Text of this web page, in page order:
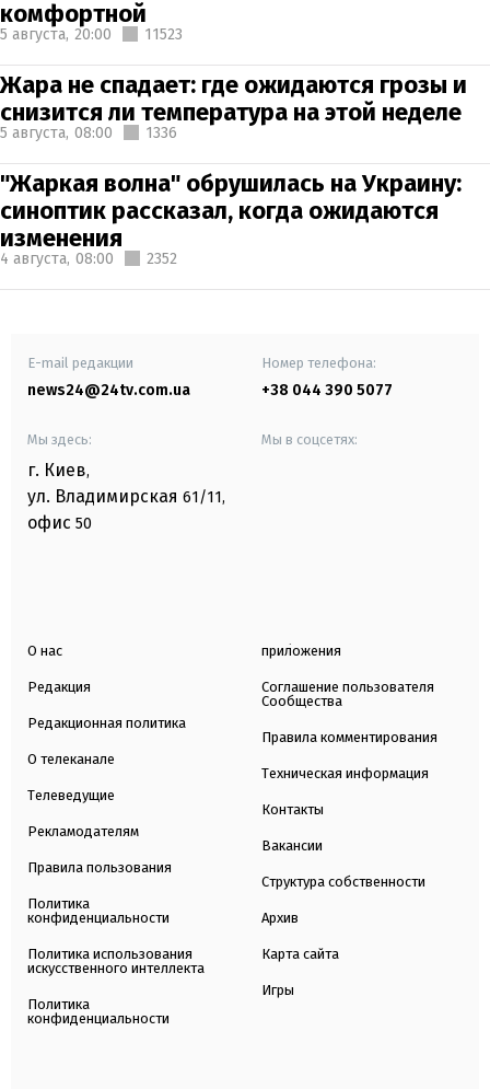
комфортной
5 августа, 20:00 11523
Жара не спадает: где ожидаются грозы и
снизится ли температура на этой неделе
5 августа, 08:00 1336
"Жаркая волна" обрушилась на Украину:
синоптик рассказал, когда ожидаются
изменения
4 августа, 08:00 2352
E-mail редакции
news24@24tv.com.ua
Номер телефона:
+38 044 390 5077
Мы здесь:
г. Киев,
ул. Владимирская 61/11,
офис 50
Мы в соцсетях:
О нас
Редакция
Редакционная политика
О телеканале
Телеведущие
Рекламодателям
Правила пользования
Политика
конфиденциальности
Политика использования
искусственного интеллекта
Политика
конфиденциальности
приложения
Соглашение пользователя
Сообщества
Правила комментирования
Техническая информация
Контакты
Вакансии
Структура собственности
Архив
Карта сайта
Игры